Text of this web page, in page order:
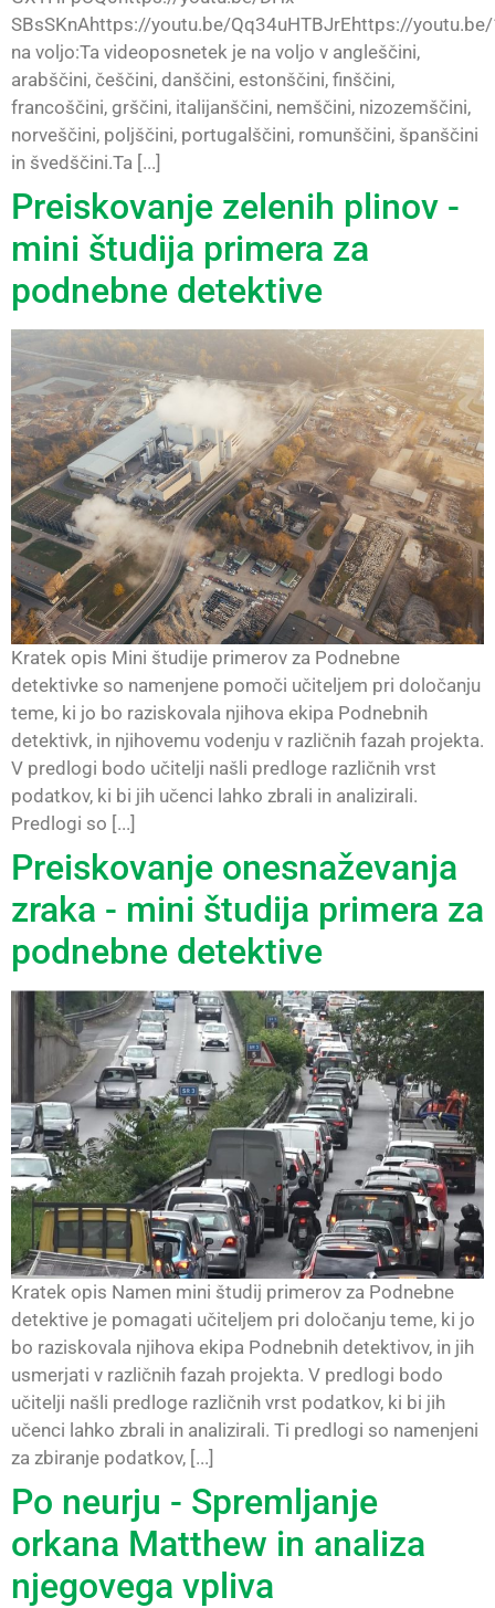
SBsSKnAhttps://youtu.be/Qq34uHTBJrEhttps://
na voljo:Ta videoposnetek je na voljo v angleščini,
arabščini, češčini, danščini, estonščini, finščini,
francoščini, grščini, italijanščini, nemščini, nizozemščini,
norveščini, poljščini, portugalščini, romunščini, španščini
in švedščini.Ta [...]
Preiskovanje zelenih plinov -
mini študija primera za
podnebne detektive
Kratek opis Mini študije primerov za Podnebne
detektivke so namenjene pomoči učiteljem pri določanju
teme, ki jo bo raziskovala njihova ekipa Podnebnih
detektivk, in njihovemu vodenju v različnih fazah projekta.
V predlogi bodo učitelji našli predloge različnih vrst
podatkov, ki bi jih učenci lahko zbrali in analizirali.
Predlogi so [...]
Preiskovanje onesnaževanja
zraka - mini študija primera za
podnebne detektive
Kratek opis Namen mini študij primerov za Podnebne
detektive je pomagati učiteljem pri določanju teme, ki jo
bo raziskovala njihova ekipa Podnebnih detektivov, in jih
usmerjati v različnih fazah projekta. V predlogi bodo
učitelji našli predloge različnih vrst podatkov, ki bi jih
učenci lahko zbrali in analizirali. Ti predlogi so namenjeni
za zbiranje podatkov, [...]
Po neurju - Spremljanje
orkana Matthew in analiza
njegovega vpliva